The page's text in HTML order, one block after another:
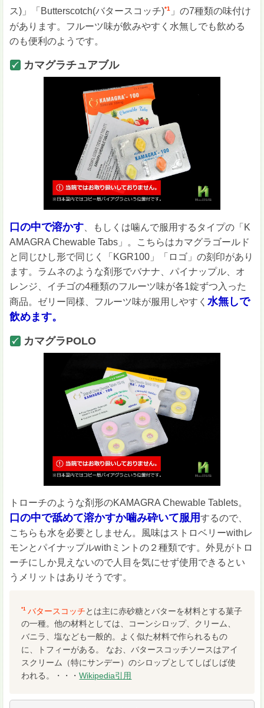
ス)」「Butterscotch(バタースコッチ)*1
」の7種類の味付け
があります。フルーツ味が飲みやすく水無しでも飲める
のも便利のようです。
カマグラチュアブル
口の中で溶かす 、もしくは噛んで服用するタイプの「K
AMAGRA Chewable Tabs」。こちらはカマグラゴールド
と同じひし形で同じく「KGR100」「ロゴ」の刻印があり
ます。ラムネのような剤形でバナナ、パイナップル、オ
レンジ、イチゴの4種類のフルーツ味が各1錠ずつ入った
商品。ゼリー同様、フルーツ味が服用しやすく水無しで
飲めます。
カマグラPOLO
トローチのような剤形のKAMAGRA Chewable Tablets。
口の中で舐めて溶かすか噛み砕いて服用するので、
こちらも水を必要としません。風味はストロベリーwithレ
モンとパイナップルwithミントの２種類です。外見がトロ
ーチにしか見えないので人目を気にせず使用できるとい
うメリットはありそうです。
*1 バタースコッチ とは主に赤砂糖とバターを材料とする菓子
の一種。他の材料としては、コーンシロップ、クリーム、
バニラ、塩なども一般的。よく似た材料で作られるもの
に、トフィーがある。 なお、バタースコッチソースはアイ
スクリーム（特にサンデー）のシロップとしてしばしば使
われる。・・・Wikipedia引用